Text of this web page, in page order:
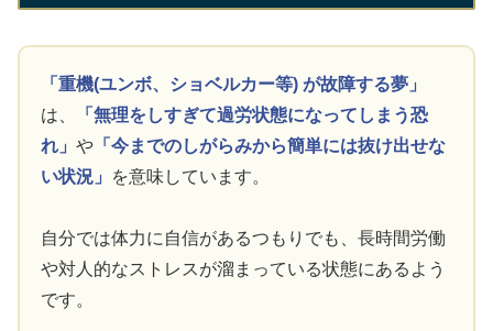
「重機(ユンボ、ショベルカー等) が故障する夢」
は、
「無理をしすぎて過労状態になってしまう恐
れ」や 「今までのしがらみから簡単には抜け出せな
い状況」
を意味しています。
自分では体力に自信があるつもりでも、長時間労働
や対人的なストレスが溜まっている状態にあるよう
です。